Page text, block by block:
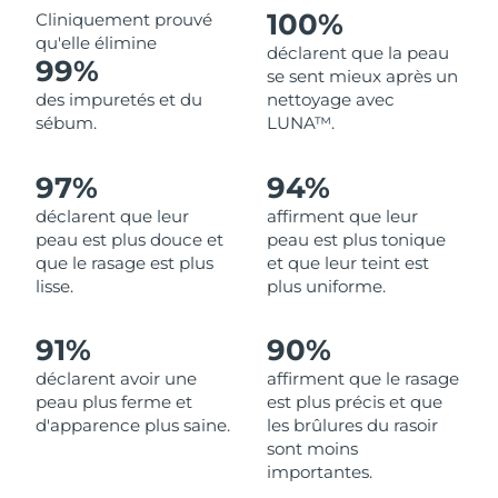
Cliniquement prouvé
qu'elle élimine
99%
des impuretés et du
sébum.
100%
déclarent que la peau
se sent mieux après un
nettoyage avec
LUNA™.
97%
déclarent que leur
peau est plus douce et
que le rasage est plus
lisse.
94%
affirment que leur
peau est plus tonique
et que leur teint est
plus uniforme.
91%
déclarent avoir une
peau plus ferme et
d'apparence plus saine.
90%
affirment que le rasage
est plus précis et que
les brûlures du rasoir
sont moins
importantes.
Philippines Livraison estimée
Pologne Livraison estimée
Porto Rico Livraison estimée
Qatar Livraison estimée 11/8/26
Roumanie Livraison estimée
Russie Livraison estimée 18/8/26
Livraison estimée